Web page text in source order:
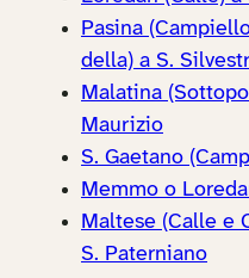
Pasina
della) a S.
Malatina
Maurizio
S. Gaetano
Memmo o
Maltese (Calle e
S. Paterniano